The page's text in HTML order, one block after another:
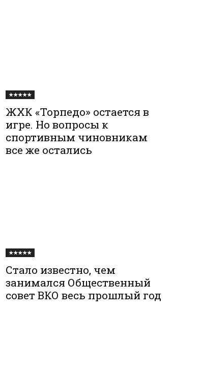
★★★★★
ЖХК «Торпедо» остается в
игре. Но вопросы к
спортивным чиновникам
все же остались
★★★★★
Стало известно, чем
занимался Общественный
совет ВКО весь прошлый год